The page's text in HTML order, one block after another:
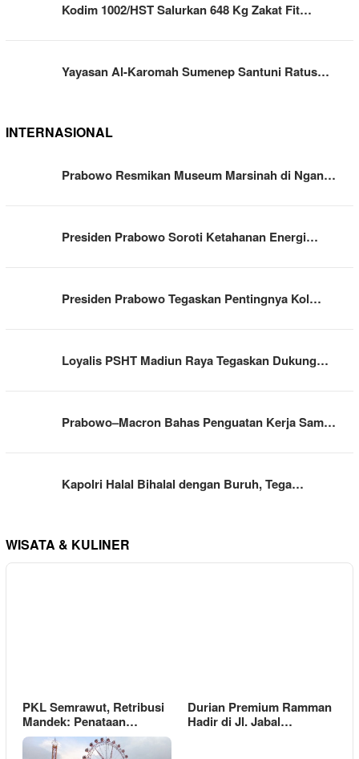
Kodim 1002/HST Salurkan 648 Kg Zakat Fit…
Yayasan Al-Karomah Sumenep Santuni Ratus…
INTERNASIONAL
Prabowo Resmikan Museum Marsinah di Ngan…
Presiden Prabowo Soroti Ketahanan Energi…
Presiden Prabowo Tegaskan Pentingnya Kol…
Loyalis PSHT Madiun Raya Tegaskan Dukung…
Prabowo–Macron Bahas Penguatan Kerja Sam…
Kapolri Halal Bihalal dengan Buruh, Tega…
WISATA & KULINER
PKL Semrawut, Retribusi
Mandek: Penataan…
Durian Premium Ramman
Hadir di Jl. Jabal…